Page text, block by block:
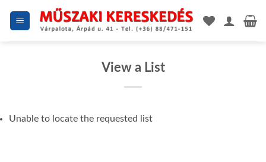
View a List
Unable to locate the requested list